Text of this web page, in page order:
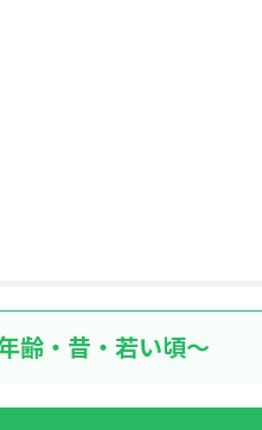
齢・昔・若い頃～